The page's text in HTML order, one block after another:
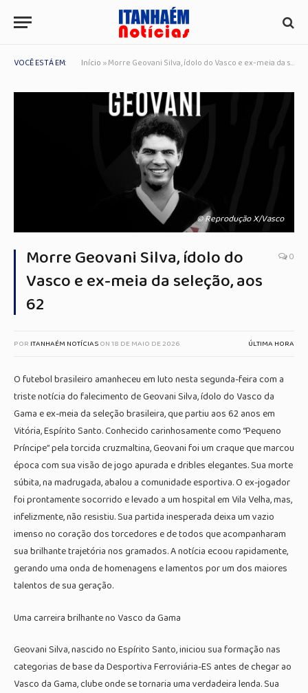
VOCÊ ESTÁ EM: Início »Morre Geovani Silva, ídolo do Vasco e ex-meia da seleção, aos 62
© Reprodução X/Vasco
Morre Geovani Silva, ídolo do
Vasco e ex-meia da seleção, aos
62
0
POR ITANHAÉM NOTÍCIASON18 DE MAIO DE 2026 ÚLTIMA HORA
O futebol brasileiro amanheceu em luto nesta segunda-feira com a
triste notícia do falecimento de Geovani Silva, ídolo do Vasco da
Gama e ex-meia da seleção brasileira, que partiu aos 62 anos em
Vitória, Espírito Santo. Conhecido carinhosamente como “Pequeno
Príncipe” pela torcida cruzmaltina, Geovani foi um craque que marcou
época com sua visão de jogo apurada e dribles elegantes. Sua morte
súbita, na madrugada, abalou a comunidade esportiva. O ex-jogador
foi prontamente socorrido e levado a um hospital em Vila Velha, mas,
infelizmente, não resistiu. Sua partida inesperada deixa um vazio
imenso no coração dos torcedores e de todos que acompanharam
sua brilhante trajetória nos gramados. A notícia ecoou rapidamente,
gerando uma onda de homenagens e lamentos por um dos maiores
talentos de sua geração.
Uma carreira brilhante no Vasco da Gama
Geovani Silva, nascido no Espírito Santo, iniciou sua formação nas
categorias de base da Desportiva Ferroviária-ES antes de chegar ao
Vasco da Gama, clube onde se tornaria uma verdadeira lenda. Sua